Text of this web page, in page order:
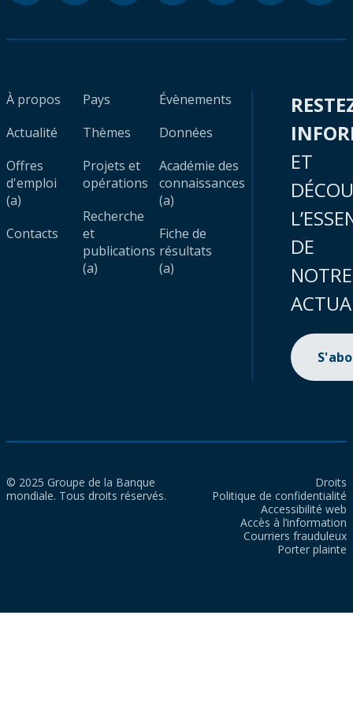
À propos
Actualité
Offres
d'emploi
(a)
Contacts
Pays
Thèmes
Projets et
opérations
Recherche
et
publications
(a)
Évènements
Données
Académie des
connaissances
(a)
Fiche de
résultats
(a)
ET
DE
NOTRE
© 2025 Groupe de la Banque
mondiale. Tous droits réservés.
Droits
Politique de confidentialité
Accessibilité web
Accès à l’information
Courriers frauduleux
Porter plainte